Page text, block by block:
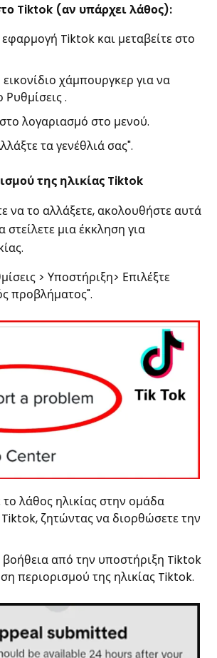
Tiktok (αν υπάρχει λάθος):
εφαρμογή Tiktok και μεταβείτε στο
χάμπουργκερ για να
Ρυθμίσεις .
λογαριασμό στο μενού.
τα γενέθλιά σας".
της ηλικίας Tiktok
να το αλλάξετε, ακολουθήστε αυτά
στείλετε μια έκκληση για
> Υποστήριξη> Επιλέξτε
προβλήματος".
λάθος ηλικίας στην ομάδα
ζητώντας να διορθώσετε την
βοήθεια από την υποστήριξη Tiktok
περιορισμού της ηλικίας Tiktok.